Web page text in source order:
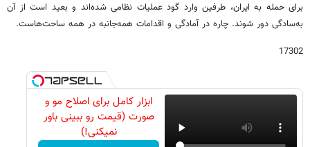
برای حمله به ایران، طرفین وارد گود عملیات نظامی شده‌اند و بعید است از آن
به‌سادگی دور شوند. چاره در آمادگی و اقدامات همه‌جانبه در همه ساحت‌هاست.
17302
ابزار کامل برای اصلاح مو و
صورت (قیمت رو ببینی باور
نمیکنی!)